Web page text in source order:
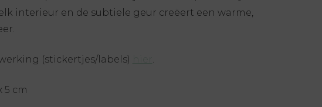
interieur en de subtiele geur creëert een warme,
(stickertjes/labels) .
5 cm